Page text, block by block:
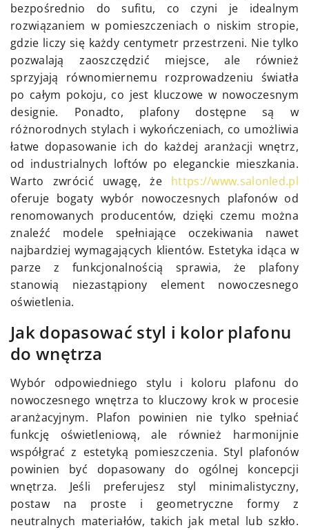
bezpośrednio do sufitu, co czyni je idealnym
rozwiązaniem w pomieszczeniach o niskim stropie,
gdzie liczy się każdy centymetr przestrzeni. Nie tylko
pozwalają zaoszczędzić miejsce, ale również
sprzyjają równomiernemu rozprowadzeniu światła
po całym pokoju, co jest kluczowe w nowoczesnym
designie. Ponadto, plafony dostępne są w
różnorodnych stylach i wykończeniach, co umożliwia
łatwe dopasowanie ich do każdej aranżacji wnętrz,
od industrialnych loftów po eleganckie mieszkania.
Warto zwrócić uwagę, że https://www.salonled.pl
oferuje bogaty wybór nowoczesnych plafonów od
renomowanych producentów, dzięki czemu można
znaleźć modele spełniające oczekiwania nawet
najbardziej wymagających klientów. Estetyka idąca w
parze z funkcjonalnością sprawia, że plafony
stanowią niezastąpiony element nowoczesnego
oświetlenia.
Jak dopasować styl i kolor plafonu
do wnętrza
Wybór odpowiedniego stylu i koloru plafonu do
nowoczesnego wnętrza to kluczowy krok w procesie
aranżacyjnym. Plafon powinien nie tylko spełniać
funkcję oświetleniową, ale również harmonijnie
współgrać z estetyką pomieszczenia. Styl plafonów
powinien być dopasowany do ogólnej koncepcji
wnętrza. Jeśli preferujesz styl minimalistyczny,
postaw na proste i geometryczne formy z
neutralnych materiałów, takich jak metal lub szkło.